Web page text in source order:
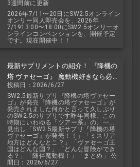
のお祭り！
3週間前に更新
2026年7/11〜20日にSW2.5オンライン
オンリー同人即売会を、2026年
7/1913:00〜18:00にSW2.5オンリーオ
ンラインコンベンションを、開催予定
です。現在開催中！！
最新サプリメントの紹介！ 『降機の
塔 ヴァセーゴ』 魔動機好きなら必
見！ 随伴魔動機と旅に出よう！
投稿日：2026/6/27
SW2.5最新サプリ『降機の塔ヴァセー
ゴ』が発売『降機の塔ヴァセーゴ』が
発売されました何かと言って久しぶり
のSW2.5のサプリです昨年同様、この
時期にいわゆる「ツアー系」の、一...
見出し「SW2.5最新サプリ『降機の塔
ヴァセーゴ』が発売！！」「ミスリア
地方はどんなとこ？」「ヴァセーゴ王
国はどんな国？」「どんな冒険ができ
る？」「随伴魔動機！」「まとめ」 公
開日：2026/6/27